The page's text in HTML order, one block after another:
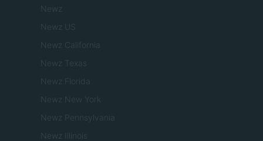
Newz
Newz US
Newz California
Newz Texas
Newz Florida
Newz New York
Newz Pennsylvania
Newz Illinois